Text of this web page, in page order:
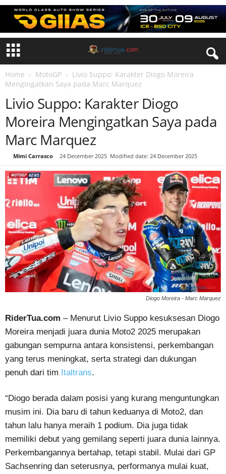
Home MotoGP
Livio Suppo: Karakter Diogo Moreira
Mengingatkan Saya pada Marc Marquez
Livio Suppo: Karakter Diogo
Moreira Mengingatkan Saya pada
Marc Marquez
Mimi Carrasco 24 December 2025 Modified date: 24 December 2025
Diogo Moreira - Marc Marquez
RiderTua.com – Menurut Livio Suppo kesuksesan Diogo
Moreira menjadi juara dunia Moto2 2025 merupakan
gabungan sempurna antara konsistensi, perkembangan
yang terus meningkat, serta strategi dan dukungan
penuh dari tim Italtrans.
“Diogo berada dalam posisi yang kurang menguntungkan
musim ini. Dia baru di tahun keduanya di Moto2, dan
tahun lalu hanya meraih 1 podium. Dia juga tidak
memiliki debut yang gemilang seperti juara dunia lainnya.
Perkembangannya bertahap, tetapi stabil. Mulai dari GP
Sachsenring dan seterusnya, performanya mulai kuat,